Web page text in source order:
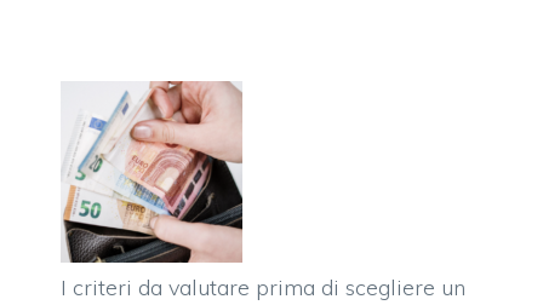
I criteri da valutare prima di scegliere un